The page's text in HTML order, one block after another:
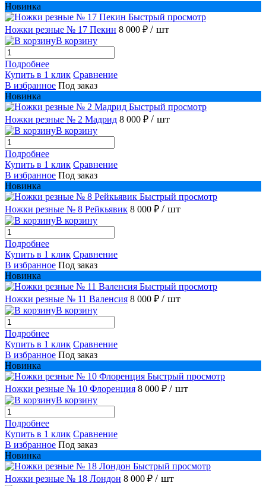
Новинка
Быстрый просмотр
Ножки резные № 17 Пекин 8 000 ₽ / шт
В корзину
Подробнее
Купить в 1 клик Сравнение
В избранное Под заказ
Новинка
Быстрый просмотр
Ножки резные № 2 Мадрид 8 000 ₽ / шт
В корзину
Подробнее
Купить в 1 клик Сравнение
В избранное Под заказ
Новинка
Быстрый просмотр
Ножки резные № 8 Рейкьявик 8 000 ₽ / шт
В корзину
Подробнее
Купить в 1 клик Сравнение
В избранное Под заказ
Новинка
Быстрый просмотр
Ножки резные № 11 Валенсия 8 000 ₽ / шт
В корзину
Подробнее
Купить в 1 клик Сравнение
В избранное Под заказ
Новинка
Быстрый просмотр
Ножки резные № 10 Флоренция 8 000 ₽ / шт
В корзину
Подробнее
Купить в 1 клик Сравнение
В избранное Под заказ
Новинка
Быстрый просмотр
Ножки резные № 18 Лондон 8 000 ₽ / шт